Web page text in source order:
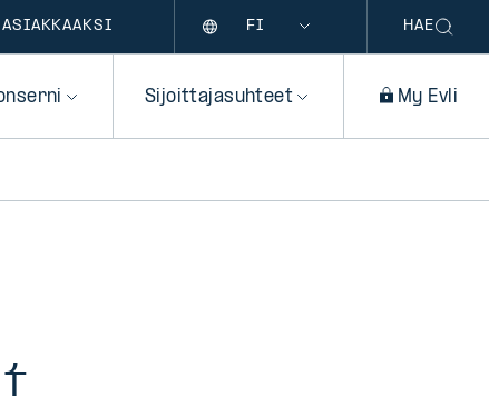
ASIAKKAAKSI HAE
Sijoittajasuhteet My Evli